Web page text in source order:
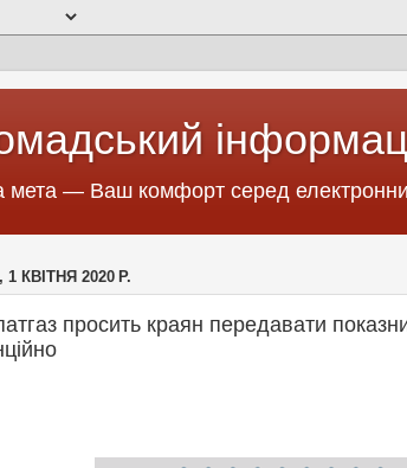
— Ваш комфорт серед
КВІТНЯ 2020 Р.
просить краян передавати